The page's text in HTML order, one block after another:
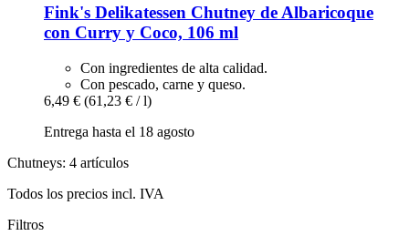
Fink's Delikatessen Chutney de Albaricoque
con Curry y Coco, 106 ml
Con ingredientes de alta calidad.
Con pescado, carne y queso.
6,49 € (61,23 € / l)
Entrega hasta el 18 agosto
Chutneys: 4 artículos
Todos los precios incl. IVA
Filtros